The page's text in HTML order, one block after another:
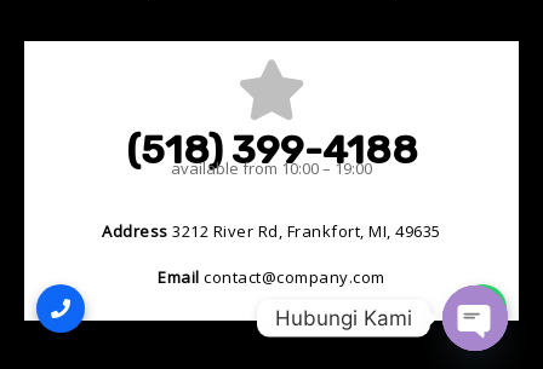
(518) 399-4188
available from 10:00 – 19:00
Address3212 River Rd, Frankfort, MI, 49635
Emailcontact@company.com
Hubungi Kami
Open